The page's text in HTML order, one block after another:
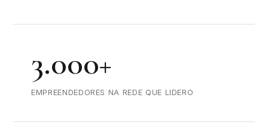
3.000+
EMPREENDEDORES NA REDE QUE LIDERO